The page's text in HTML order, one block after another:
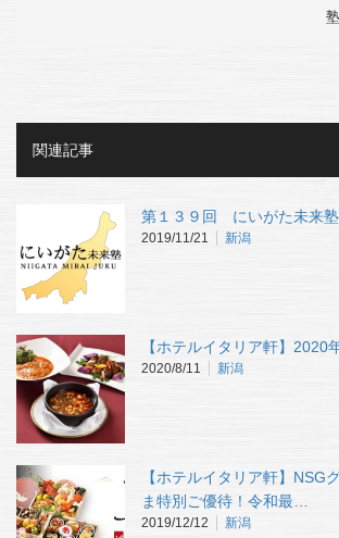
関連記事
第１３９回 にいがた未来
2019/11/21 新潟
【ホテルイタリア軒】2020
2020/8/11 新潟
【ホテルイタリア軒】NSG
ま特別ご優待！令和最…
2019/12/12 新潟